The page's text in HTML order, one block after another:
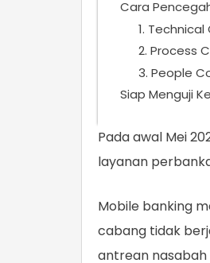
Cara
1.
2. Process
3. People
Siap Menguji
Pada awal Mei
layanan
Mobile banking
cabang tidak
antrean nasabah